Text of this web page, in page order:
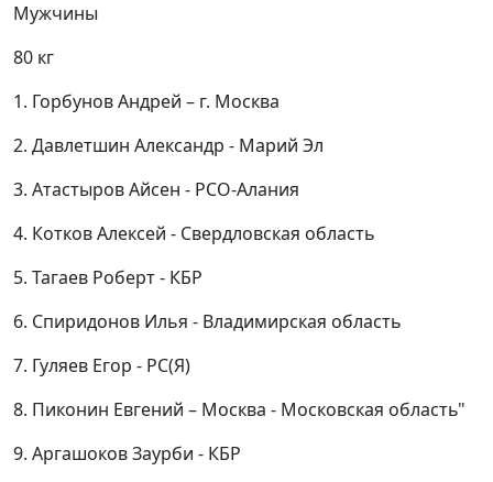
Мужчины
80 кг
1. Горбунов Андрей – г. Москва
2. Давлетшин Александр - Марий Эл
3. Атастыров Айсен - РСО-Алания
4. Котков Алексей - Свердловская область
5. Тагаев Роберт - КБР
6. Спиридонов Илья - Владимирская область
7. Гуляев Егор - РС(Я)
8. Пиконин Евгений – Москва - Московская область"
9. Аргашоков Заурби - КБР